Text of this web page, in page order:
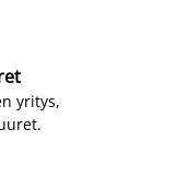
yritys,